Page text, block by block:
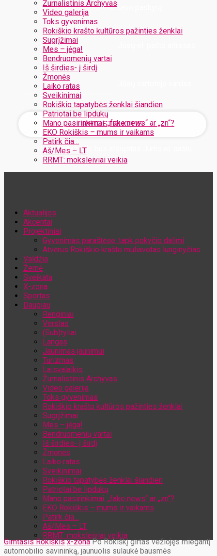
Žurnalistinis Archyvas
Video galerija
Toks gyvenimas
Rokiškio krašto kultūros pažinties ženklai
Sugrįžimai
Mes – jėga!
Bendruomenių vartai
Iš širdies- į širdį
Žmonės
Laiko ratas
Sveikinimai
Rokiškio tapatybės ženklai šiandien
Patriotai be lipdukų
Mano pasirinkimai: „fake news“ ar „zn“?
EKO Rokiškis – mums ir vaikams
Patirk čia…
Aš/Mes – LT
RRMT: moksleiviai veikia
Užregistruokite savo paskyrą
Jūsų slaptažodis bus atsiųstas Jums el. paštu
Aktualijos
Akcentai
Projektiniai
Gyvenimas paraštėse: tapk pokyčio dalimi
Atvėrus Rokiškio krašto muliavotas lunginyčias
Valdžia
Žemė
Sveikata
X-zona
Sportas
Daugiau
Renginiai
Verslas
(Sub)tyliai
Langas
Jaunimas jaunimui
Turizmas
Laisvalaikis
Žurnalistinis Archyvas
Video galerija
Toks gyvenimas
Rokiškio krašto kultūros pažinties ženklai
Sugrįžimai
Mes – jėga!
Bendruomenių vartai
Iš širdies- į širdį
Žmonės
Laiko ratas
Sveikinimai
Rokiškio tapatybės ženklai šiandien
Patriotai be lipdukų
Mano pasirinkimai: „fake news“ ar „zn“?
EKO Rokiškis – mums ir vaikams
Patirk čia…
Aš/Mes – LT
RRMT: moksleiviai veikia
Gimtasis Rokiškis x-zona Po Rokiškį girtas vežiojęs miegantį
automobilio savininką, jaunuolis sulaukė bausmės